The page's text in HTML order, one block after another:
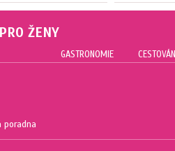
ŽENY
poradna
GASTRONOMIE